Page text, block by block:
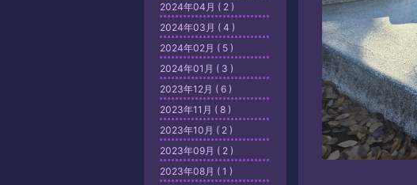
2024年04月 ( 2 )
2024年03月 ( 4 )
2024年02月 ( 5 )
2024年01月 ( 3 )
2023年12月 ( 6 )
2023年11月 ( 8 )
2023年10月 ( 2 )
2023年09月 ( 2 )
2023年08月 ( 1 )